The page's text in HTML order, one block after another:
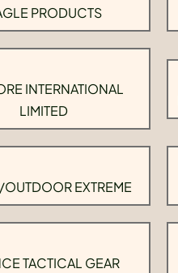
PRODUCTS
INTERNATIONAL
LIMITED
OUTDOOR EXTREME
TACTICAL GEAR